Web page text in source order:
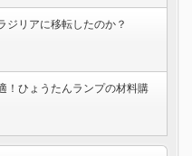
ジリアに移転したのか？
！ひょうたんランプの材料購